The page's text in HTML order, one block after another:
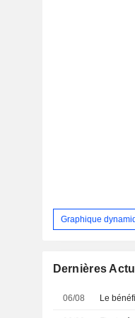
Graphique
Dernières
06/08